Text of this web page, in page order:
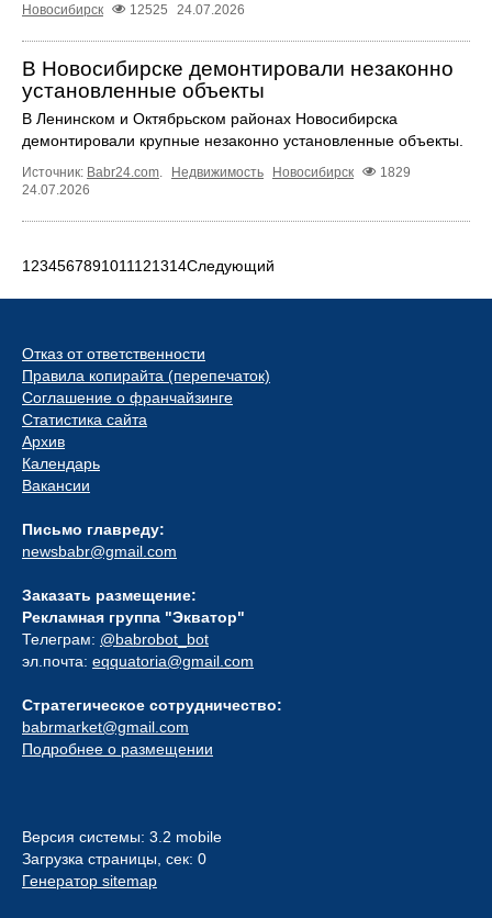
Новосибирск
12525 24.07.2026
В Новосибирске демонтировали незаконно
установленные объекты
В Ленинском и Октябрьском районах Новосибирска
демонтировали крупные незаконно установленные объекты.
Источник: Babr24.com. Недвижимость Новосибирск
1829
24.07.2026
1 234567891011121314Следующий
Отказ от ответственности
Правила копирайта (перепечаток)
Соглашение о франчайзинге
Статистика сайта
Архив
Календарь
Вакансии
Письмо главреду:
newsbabr@gmail.com
Заказать размещение:
Рекламная группа "Экватор"
Телеграм: @babrobot_bot
эл.почта: eqquatoria@gmail.com
Стратегическое сотрудничество:
babrmarket@gmail.com
Подробнее о размещении
Версия системы: 3.2 mobile
Загрузка страницы, сек: 0
Генератор sitemap